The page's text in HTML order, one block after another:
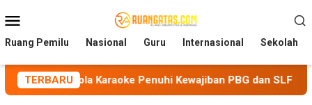
ke
kontenMobile
Ruang Pemilu Nasional Guru Internasional Sekolah
TERBARU
Karaoke Penuhi Kewajiban PBG dan SLF BEM